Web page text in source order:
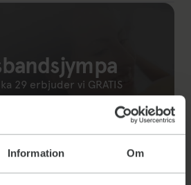
Information Om
29 erbjuder vi GRATIS